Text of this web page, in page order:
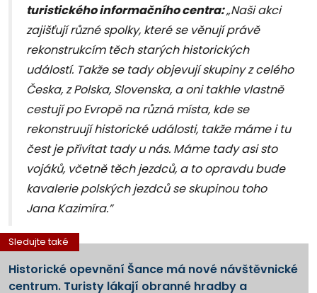
turistického informačního centra:„Naši akci
zajišťují různé spolky, které se věnují právě
rekonstrukcím těch starých historických
událostí. Takže se tady objevují skupiny z celého
Česka, z Polska, Slovenska, a oni takhle vlastně
cestují po Evropě na různá místa, kde se
rekonstruují historické události, takže máme i tu
čest je přivítat tady u nás. Máme tady asi sto
vojáků, včetně těch jezdců, a to opravdu bude
kavalerie polských jezdců se skupinou toho
Jana Kazimíra.”
Sledujte také
Historické opevnění Šance má nové návštěvnické
centrum. Turisty lákají obranné hradby a